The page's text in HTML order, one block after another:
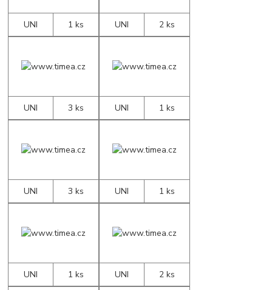
UNI 1 ks UNI 2 ks
UNI 3 ks UNI 1 ks
UNI 3 ks UNI 1 ks
UNI 1 ks UNI 2 ks